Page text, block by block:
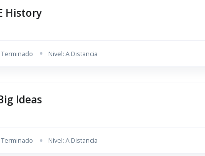
History
Nivel: A Distancia
Ideas
Nivel: A Distancia